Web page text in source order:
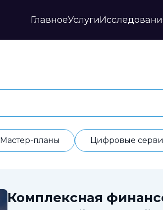
ГлавноеУслуги
Финансовые моделиПрофили регионов
Мастер-планы Цифровые
Комплексная